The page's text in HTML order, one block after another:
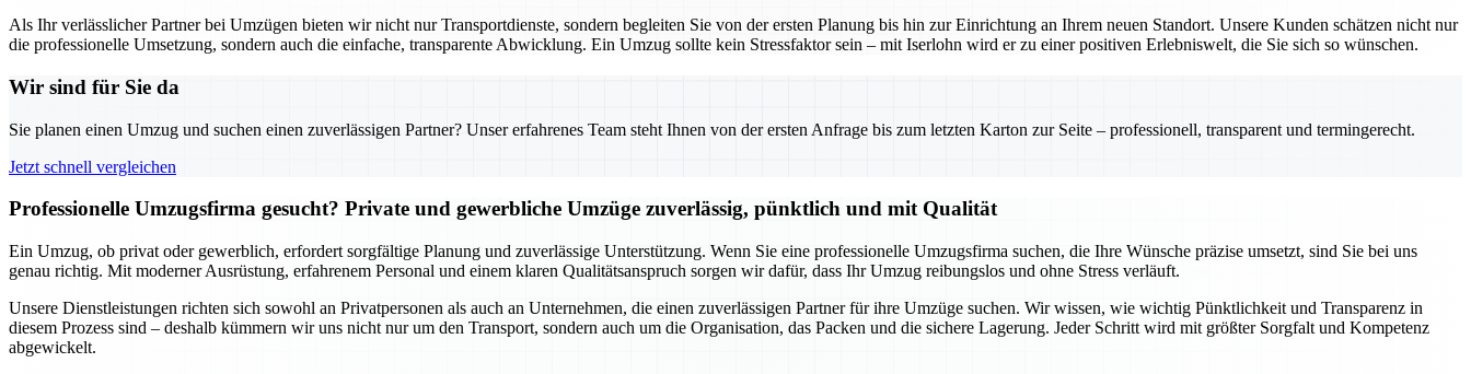
Als Ihr verlässlicher Partner bei Umzügen bieten wir nicht nur Transportdienste, sondern begleiten Sie von der ersten Planung bis hin zur Einrichtung an Ihrem neuen Standort. Unsere Kunden schätzen nicht nur
die professionelle Umsetzung, sondern auch die einfache, transparente Abwicklung. Ein Umzug sollte kein Stressfaktor sein – mit Iserlohn wird er zu einer positiven Erlebniswelt, die Sie sich so wünschen.
Wir sind für Sie da
Sie planen einen Umzug und suchen einen zuverlässigen Partner? Unser erfahrenes Team steht Ihnen von der ersten Anfrage bis zum letzten Karton zur Seite – professionell, transparent und termingerecht.
Jetzt schnell vergleichen
Professionelle Umzugsfirma gesucht? Private und gewerbliche Umzüge zuverlässig, pünktlich und mit Qualität
Ein Umzug, ob privat oder gewerblich, erfordert sorgfältige Planung und zuverlässige Unterstützung. Wenn Sie eine professionelle Umzugsfirma suchen, die Ihre Wünsche präzise umsetzt, sind Sie bei uns
genau richtig. Mit moderner Ausrüstung, erfahrenem Personal und einem klaren Qualitätsanspruch sorgen wir dafür, dass Ihr Umzug reibungslos und ohne Stress verläuft.
Unsere Dienstleistungen richten sich sowohl an Privatpersonen als auch an Unternehmen, die einen zuverlässigen Partner für ihre Umzüge suchen. Wir wissen, wie wichtig Pünktlichkeit und Transparenz in
diesem Prozess sind – deshalb kümmern wir uns nicht nur um den Transport, sondern auch um die Organisation, das Packen und die sichere Lagerung. Jeder Schritt wird mit größter Sorgfalt und Kompetenz
abgewickelt.